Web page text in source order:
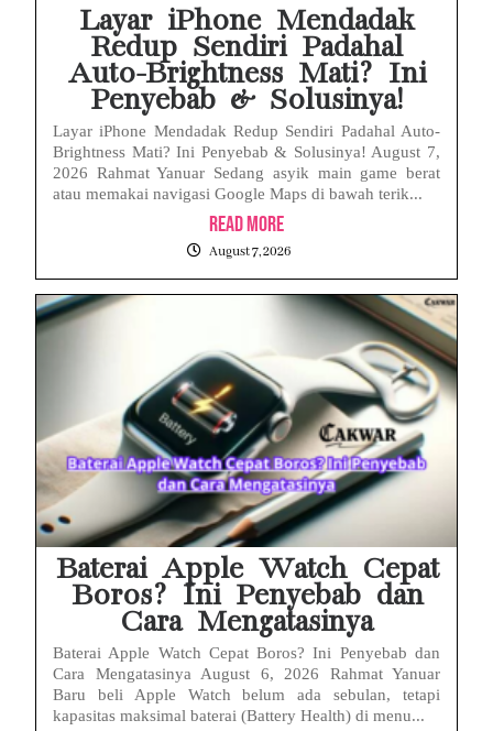
Layar iPhone Mendadak
Redup Sendiri Padahal
Auto-Brightness Mati? Ini
Penyebab & Solusinya!
Layar iPhone Mendadak Redup Sendiri Padahal Auto-
Brightness Mati? Ini Penyebab & Solusinya! August 7,
2026 Rahmat Yanuar Sedang asyik main game berat
atau memakai navigasi Google Maps di bawah terik...
Read More
August 7, 2026
Baterai Apple Watch Cepat
Boros? Ini Penyebab dan
Cara Mengatasinya
Baterai Apple Watch Cepat Boros? Ini Penyebab dan
Cara Mengatasinya August 6, 2026 Rahmat Yanuar
Baru beli Apple Watch belum ada sebulan, tetapi
kapasitas maksimal baterai (Battery Health) di menu...